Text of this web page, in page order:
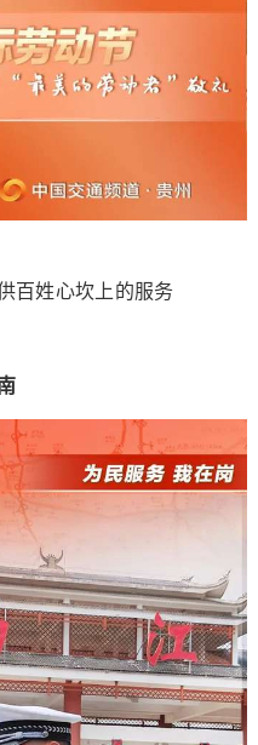
百姓心坎上的服务